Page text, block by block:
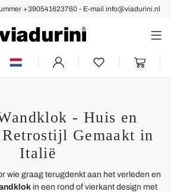
+390541623760 - E-mail info@viadurini.nl
- Huis en
Gemaakt in
Italië
wie graag terugdenkt aan het verleden en
in een rond of vierkant design met